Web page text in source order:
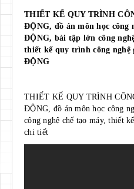
THIẾT KẾ QUY TRÌNH
ĐỘNG, đồ án môn học công
ĐỘNG, bài tập lớn công
thiết kế quy trình công nghệ
ĐỘNG
THIẾT KẾ QUY TRÌNH
ĐỘNG, đồ án môn học công
công nghệ chế tạo máy, thiết
chi tiết